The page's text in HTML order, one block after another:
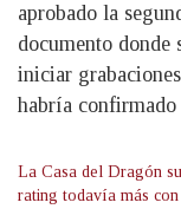
aprobado la
documento donde
iniciar
habría confirmado
La Casa del Dragón
rating todavía más